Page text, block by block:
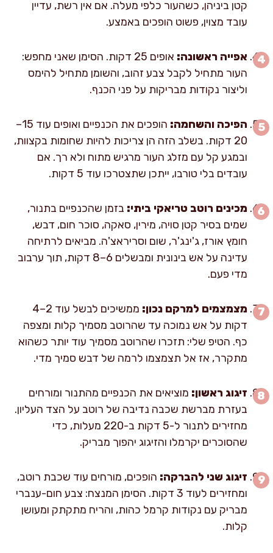
קטן ביניהן, כשהעור כלפי מעלה. אם אין רשת, עדיין
עובד מצוין, פשוט הופכים באמצע.
אפייה ראשונה:
אופים 25 דקות. הסימן שאני מחפש:
העור מתחיל לקבל צבע זהוב, והשומן מתחיל להימס
וליצור נקודות מבריקות על פני הכנף.
הפיכה והשחמה:
הופכים את הכנפיים ואופים עוד 15–
20 דקות. בשלב הזה הן צריכות להיות שחומות בקצוות,
ובמגע קל עם מזלג העור מרגיש מתוח ולא רך. אם
עובדים בלי טורבו, ייתכן שתצטרכו עוד 5 דקות.
מכינים רוטב טריאקי ביתי: בזמן שהכנפיים בתנור,
שמים בסיר קטן סויה, מירין, סאקה, סוכר חום, דבש,
חומץ אורז, ג'ינג'ר, שום וסריראצ'ה. מביאים לרתיחה
עדינה על אש בינונית ומבשלים 6–8 דקות, תוך ערבוב
מדי פעם.
מצמצמים למרקם נכון:
ממשיכים לבשל עוד 2–4
דקות על אש נמוכה עד שהרוטב מסמיך קלות ומצפה
כף. הטיפ שלי: תזכרו שהרוטב מסמיך עוד יותר כשהוא
מתקרר, אז אל תצמצמו לרמה של דבש סמיך מדי.
זיגוג ראשון: מוציאים את הכנפיים מהתנור ומורחים
בעזרת מברשת שכבה נדיבה של רוטב על הצד העליון.
מחזירים לתנור ל-5 דקות ב-220 מעלות, כדי
שהסוכרים יקרמלו והזיגוג יהפוך מבריק.
זיגוג שני להברקה: הופכים, מורחים עוד שכבת רוטב,
ומחזירים לעוד 3 דקות. הסימן המנצח: צבע חום-ענברי
מבריק עם נקודות קרמל כהות, והריח מתקתק ומעושן
קלות.